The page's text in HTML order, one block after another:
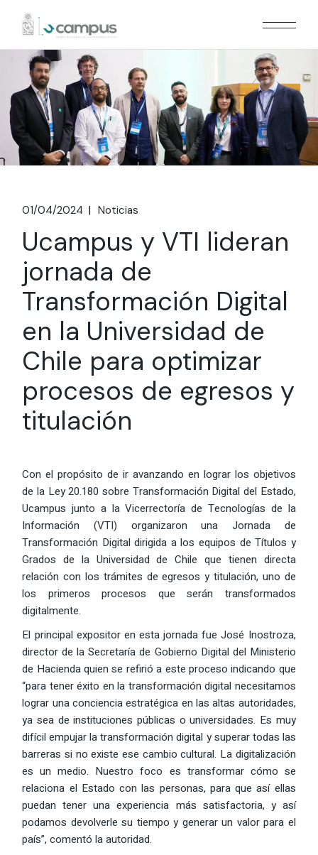
content
01/04/2024 Noticias
Ucampus y VTI lideran
jornada de
Transformación Digital
en la Universidad de
Chile para optimizar
procesos de egresos y
titulación
Con el propósito de ir avanzando en lograr los objetivos
de la Ley 20.180 sobre Transformación Digital del Estado,
Ucampus junto a la Vicerrectoría de Tecnologías de la
Información (VTI) organizaron una Jornada de
Transformación Digital dirigida a los equipos de Títulos y
Grados de la Universidad de Chile que tienen directa
relación con los trámites de egresos y titulación, uno de
los primeros procesos que serán transformados
digitalmente.
El principal expositor en esta jornada fue José Inostroza,
director de la Secretaría de Gobierno Digital del Ministerio
de Hacienda quien se refirió a este proceso indicando que
“para tener éxito en la transformación digital necesitamos
lograr una conciencia estratégica en las altas autoridades,
ya sea de instituciones públicas o universidades. Es muy
difícil empujar la transformación digital y superar todas las
barreras si no existe ese cambio cultural. La digitalización
es un medio. Nuestro foco es transformar cómo se
relaciona el Estado con las personas, para que así ellas
puedan tener una experiencia más satisfactoria, y así
podamos devolverle su tiempo y generar un valor para el
país”, comentó la autoridad.